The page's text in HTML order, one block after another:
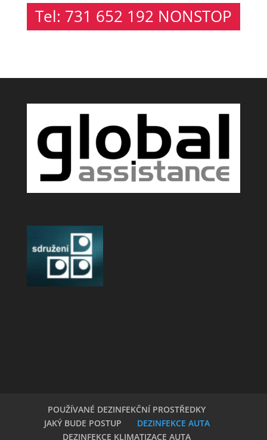
Tel: 731 652 192 NONSTOP
POUŽÍVANÉ DEZINFEKČNÍ PROSTŘEDKY
JAKÝ BUDE POSTUP
DEZINFEKCE AUTA
DEZINFEKCE KLIMATIZACE AUTA